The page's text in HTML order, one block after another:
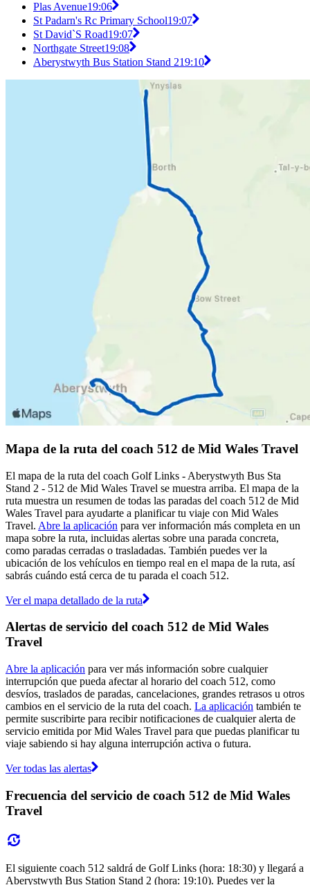
Plas Avenue19:06
St Padarn's Rc Primary School19:07
St David`S Road19:07
Northgate Street19:08
Aberystwyth Bus Station Stand 219:10
Mapa de la ruta del coach 512 de Mid Wales Travel
El mapa de la ruta del coach Golf Links - Aberystwyth Bus Sta
Stand 2 - 512 de Mid Wales Travel se muestra arriba. El mapa de la
ruta muestra un resumen de todas las paradas del coach 512 de Mid
Wales Travel para ayudarte a planificar tu viaje con Mid Wales
Travel. Abre la aplicación para ver información más completa en un
mapa sobre la ruta, incluidas alertas sobre una parada concreta,
como paradas cerradas o trasladadas. También puedes ver la
ubicación de los vehículos en tiempo real en el mapa de la ruta, así
sabrás cuándo está cerca de tu parada el coach 512.
Ver el mapa detallado de la ruta
Alertas de servicio del coach 512 de Mid Wales
Travel
Abre la aplicación para ver más información sobre cualquier
interrupción que pueda afectar al horario del coach 512, como
desvíos, traslados de paradas, cancelaciones, grandes retrasos u otros
cambios en el servicio de la ruta del coach. La aplicación también te
permite suscribirte para recibir notificaciones de cualquier alerta de
servicio emitida por Mid Wales Travel para que puedas planificar tu
viaje sabiendo si hay alguna interrupción activa o futura.
Ver todas las alertas
Frecuencia del servicio de coach 512 de Mid Wales
Travel
El siguiente coach 512 saldrá de Golf Links (hora: 18:30) y llegará a
Aberystwyth Bus Station Stand 2 (hora: 19:10). Puedes ver la